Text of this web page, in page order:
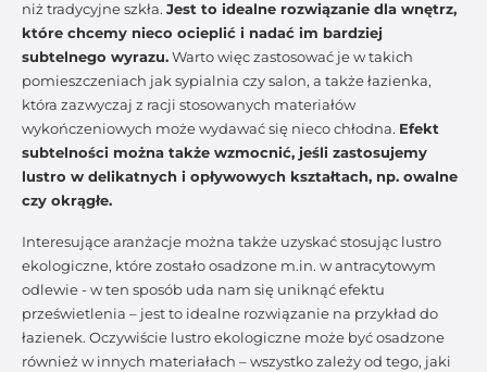
niż tradycyjne szkła. Jest to idealne rozwiązanie dla wnętrz,
które chcemy nieco ocieplić i nadać im bardziej
subtelnego wyrazu. Warto więc zastosować je w takich
pomieszczeniach jak sypialnia czy salon, a także łazienka,
która zazwyczaj z racji stosowanych materiałów
wykończeniowych może wydawać się nieco chłodna. Efekt
subtelności można także wzmocnić, jeśli zastosujemy
lustro w delikatnych i opływowych kształtach, np. owalne
czy okrągłe.
Interesujące aranżacje można także uzyskać stosując lustro
ekologiczne, które zostało osadzone m.in. w antracytowym
odlewie - w ten sposób uda nam się uniknąć efektu
prześwietlenia – jest to idealne rozwiązanie na przykład do
łazienek. Oczywiście lustro ekologiczne może być osadzone
również w innych materiałach – wszystko zależy od tego, jaki